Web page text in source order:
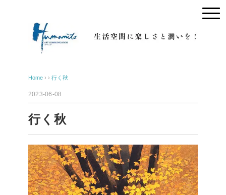
Home › › 行く秋
2023-06-08
行く秋